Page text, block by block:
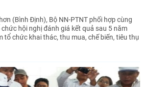
(Bình Định), Bộ NN-PTNT phối hợp cùng
hội nghị đánh giá kết quả sau 5 năm
tổ chức khai thác, thu mua, chế biến, tiêu thụ